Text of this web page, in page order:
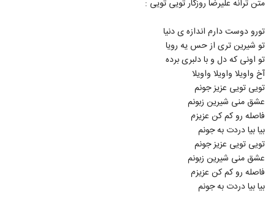
32
33
حسین توکلی آهنگ سرت چی اومده
۱,۲۳۹ بازدید
34
35
متن ترانه علیرضا روزگار تویی تویی :
تورو دوست دارم اندازه ی دنیا
تو شیرین تری از حس یه رویا
تو اونی که دل و با دلبری برده
آخ واویلا واویلا واویلا
تویی تویی عزیز جونم
عشق منی شیرین زبونم
فاصله رو کم کن عزیزم
بیا بیا دردت به جونم
تویی تویی عزیز جونم
عشق منی شیرین زبونم
فاصله رو کم کن عزیزم
بیا بیا دردت به جونم